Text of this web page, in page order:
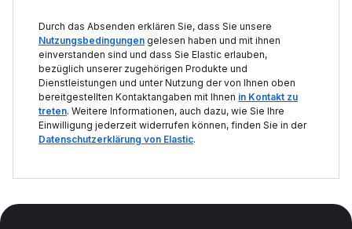
Durch das Absenden erklären Sie, dass Sie unsere
Nutzungsbedingungen gelesen haben und mit ihnen
einverstanden sind und dass Sie Elastic erlauben,
bezüglich unserer zugehörigen Produkte und
Dienstleistungen und unter Nutzung der von Ihnen oben
bereitgestellten Kontaktangaben mit Ihnen in Kontakt zu
treten. Weitere Informationen, auch dazu, wie Sie Ihre
Einwilligung jederzeit widerrufen können, finden Sie in der
Datenschutzerklärung von Elastic.